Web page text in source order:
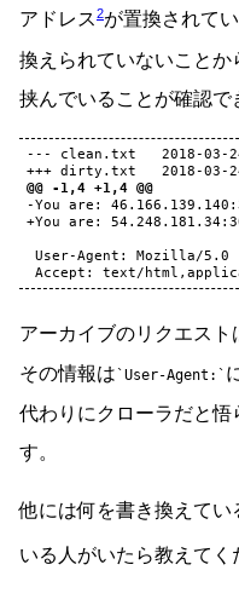
アドレス2が置換されて
換えられていないこと
挟んでいることが確認で
--- clean.txt   2018-03-24
+++ dirty.txt   2018-03-24
@@ -1,4 +1,4 @@
-You are:
+You are:
アーカイブのリクエスト
その情報は User-Agent:
代わりにクローラだと悟
す。
他には何を書き換えて
いる人がいたら教えてく